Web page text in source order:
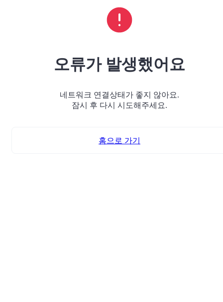
오류가 발생했어요
네트워크 연결상태가 좋지 않아요.
잠시 후 다시 시도해주세요.
홈으로 가기